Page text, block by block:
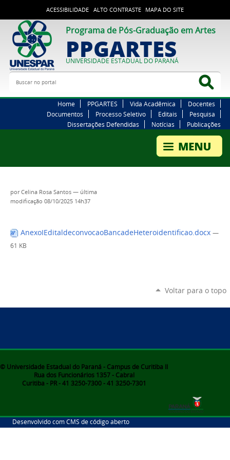
ACESSIBILIDADE ALTO CONTRASTE MAPA DO SITE
Programa de Pós-Graduação em Artes
PPGARTES
UNIVERSIDADE ESTADUAL DO PARANÁ
Buscar no portal
Home PPGARTES Vida Acadêmica
Docentes
Documentos
Processo Seletivo Editais
Pesquisa
Dissertações Defendidas
Notícias Publicações
porCelina Rosa Santos — última
modificação 08/10/2025 14h37
AnexoIEditaldeconvocaoBancadeHeteroidentificao.docx —
61 KB
Voltar para o topo
© Universidade Estadual do Paraná - Campus de Curitiba II
Rua dos Funcionários 1357 - Cabral
Curitiba - PR - 41 3250-7300 - 41 3250-7301
Desenvolvido com CMS de código aberto